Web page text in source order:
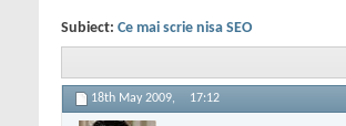
Subiect: Ce mai scrie nisa SEO
18th May 2009, 17:12